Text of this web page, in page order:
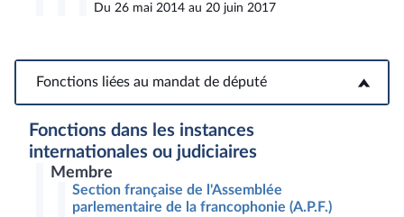
Du 26 mai 2014 au 20 juin 2017
Fonctions liées au mandat de député
Fonctions liées au mandat de député
Fonctions dans les instances
internationales ou judiciaires
Membre
Section française de l'Assemblée
parlementaire de la francophonie (A.P.F.)